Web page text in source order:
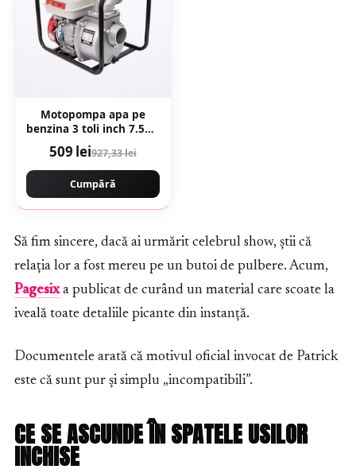
Motopompa apa pe
benzina 3 toli inch 7.5CP,
3600rpm, 200cmc, 4
timpi, 30m inaltime,
Campion Deytos
CMP1072
509 lei927,33 lei
Cumpără
Să fim sincere, dacă ai urmărit celebrul show, știi că
relația lor a fost mereu pe un butoi de pulbere. Acum,
Pagesixa publicat de curând un material care scoate la
iveală toate detaliile picante din instanță.
Documentele arată că motivul oficial invocat de Patrick
este că sunt pur și simplu „incompatibili”.
CE SE ASCUNDE ÎN SPATELE USILOR
INCHISE